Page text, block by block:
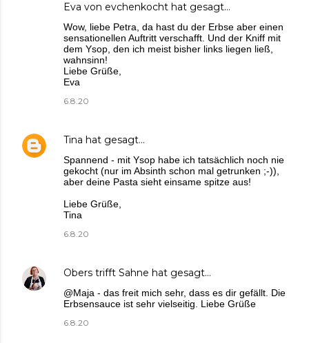
Eva von evchenkocht hat gesagt…
Wow, liebe Petra, da hast du der Erbse aber einen
sensationellen Auftritt verschafft. Und der Kniff mit
dem Ysop, den ich meist bisher links liegen ließ,
wahnsinn!
Liebe Grüße,
Eva
6.8.20
Tina hat gesagt…
Spannend - mit Ysop habe ich tatsächlich noch nie
gekocht (nur im Absinth schon mal getrunken ;-)),
aber deine Pasta sieht einsame spitze aus!
Liebe Grüße,
Tina
6.8.20
Obers trifft Sahne hat gesagt…
@Maja - das freit mich sehr, dass es dir gefällt. Die
Erbsensauce ist sehr vielseitig. Liebe Grüße
6.8.20